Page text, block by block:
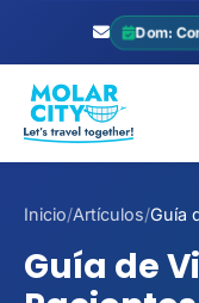
Dom:
Inicio/Artículos/Guía
Guía de